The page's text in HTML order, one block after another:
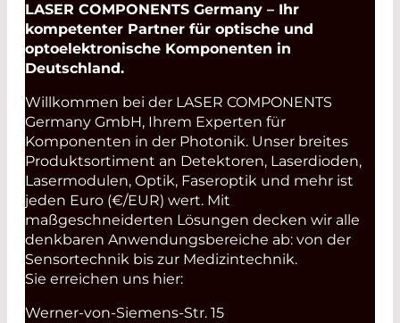
LASER COMPONENTS Germany – Ihr
kompetenter Partner für optische und
optoelektronische Komponenten in
Deutschland.
Willkommen bei der LASER COMPONENTS
Germany GmbH, Ihrem Experten für
Komponenten in der Photonik. Unser breites
Produktsortiment an Detektoren, Laserdioden,
Lasermodulen, Optik, Faseroptik und mehr ist
jeden Euro (€/EUR) wert. Mit
maßgeschneiderten Lösungen decken wir alle
denkbaren Anwendungsbereiche ab: von der
Sensortechnik bis zur Medizintechnik.
Sie erreichen uns hier:
Werner-von-Siemens-Str. 15